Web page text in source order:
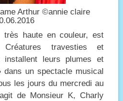
Arthur ©annie claire
très haute en couleur, est
travesties et
leurs plumes et
dans un spectacle musical
les jours du mercredi au
de Monsieur K, Charly